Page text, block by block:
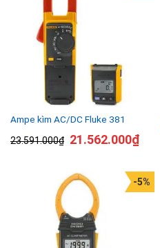
Ampe kìm AC/DC Fluke 381
23.591.000₫ 21.562.000₫
-5%